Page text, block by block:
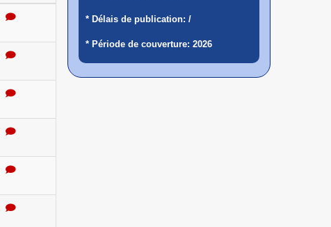
* Délais de publication: /
* Période de couverture: 2026